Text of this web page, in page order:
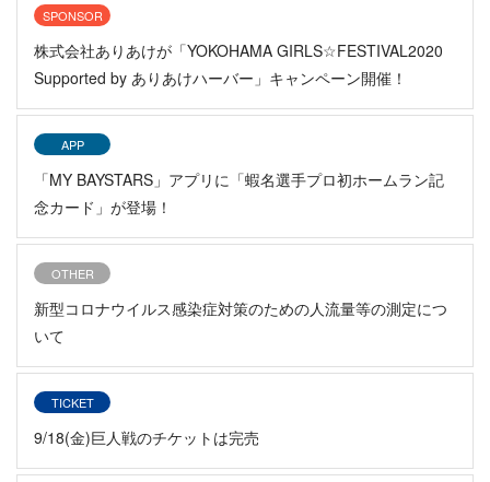
SPONSOR
株式会社ありあけが「YOKOHAMA GIRLS☆FESTIVAL2020
Supported by ありあけハーバー」キャンペーン開催！
APP
「MY BAYSTARS」アプリに「蝦名選手プロ初ホームラン記
念カード」が登場！
OTHER
新型コロナウイルス感染症対策のための人流量等の測定につ
いて
TICKET
9/18(金)巨人戦のチケットは完売